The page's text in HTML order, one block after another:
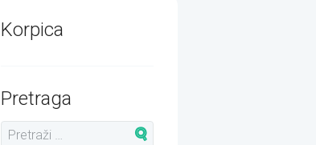
Korpica
Pretraga